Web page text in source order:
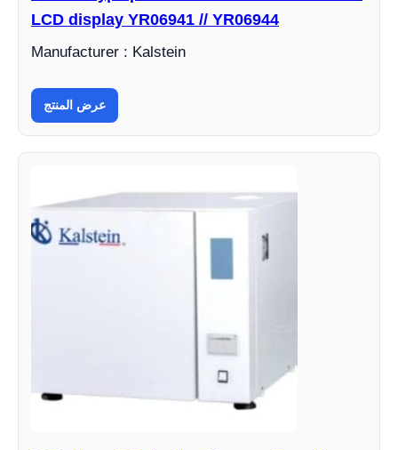
LCD display YR06941 // YR06944
Manufacturer : Kalstein
عرض المنتج